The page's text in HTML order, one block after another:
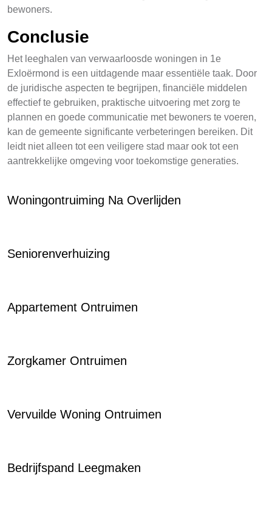
bewoners.
Conclusie
Het leeghalen van verwaarloosde woningen in 1e
Exloërmond is een uitdagende maar essentiële taak. Door
de juridische aspecten te begrijpen, financiële middelen
effectief te gebruiken, praktische uitvoering met zorg te
plannen en goede communicatie met bewoners te voeren,
kan de gemeente significante verbeteringen bereiken. Dit
leidt niet alleen tot een veiligere stad maar ook tot een
aantrekkelijke omgeving voor toekomstige generaties.
Woningontruiming Na Overlijden
Seniorenverhuizing
Appartement Ontruimen
Zorgkamer Ontruimen
Vervuilde Woning Ontruimen
Bedrijfspand Leegmaken